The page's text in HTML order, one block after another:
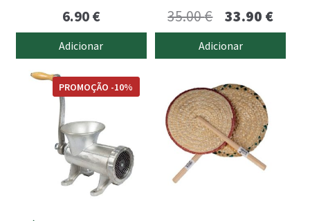
6.90€
Adicionar
35.00€
O
preço
original
era:
35.00 €.
33.90 €O
preço
atual
Adicionar
PROMOÇÃO -10%